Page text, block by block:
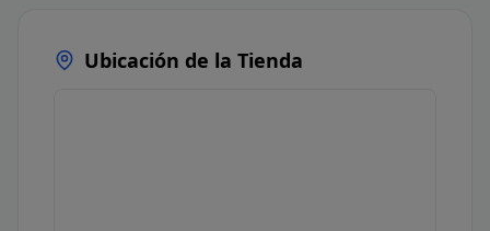
Ubicación de la Tienda